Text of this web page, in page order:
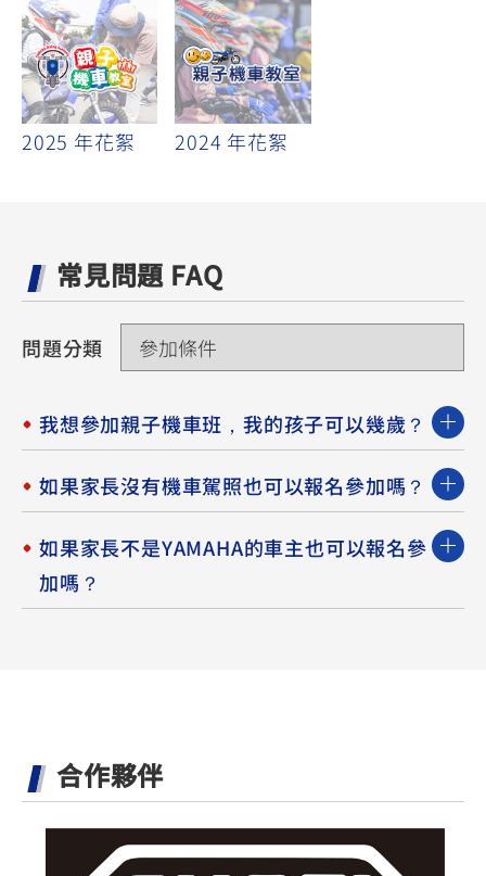
2025 年花絮 2024 年花絮
常見問題 FAQ
問題分類
我想參加親子機車班，我的孩子可以幾歲？
如果家長沒有機車駕照也可以報名參加嗎？
如果家長不是YAMAHA的車主也可以報名參
加嗎？
合作夥伴